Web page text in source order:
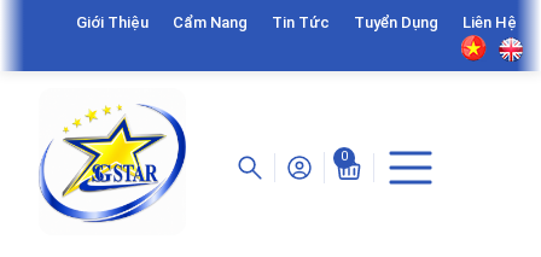
Giới Thiệu Cẩm Nang Tin Tức Tuyển Dụng Liên Hệ
0